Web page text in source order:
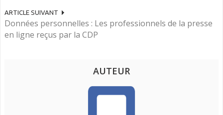
ARTICLE SUIVANT
Données personnelles : Les professionnels de la presse
en ligne reçus par la CDP
AUTEUR